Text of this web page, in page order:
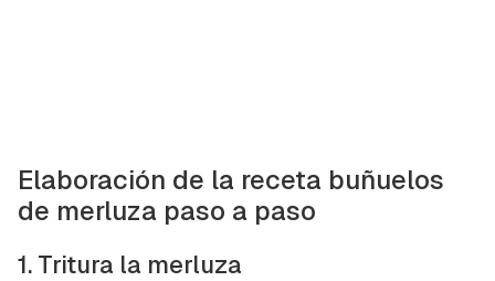
Elaboración de la receta buñuelos
de merluza paso a paso
1. Tritura la merluza